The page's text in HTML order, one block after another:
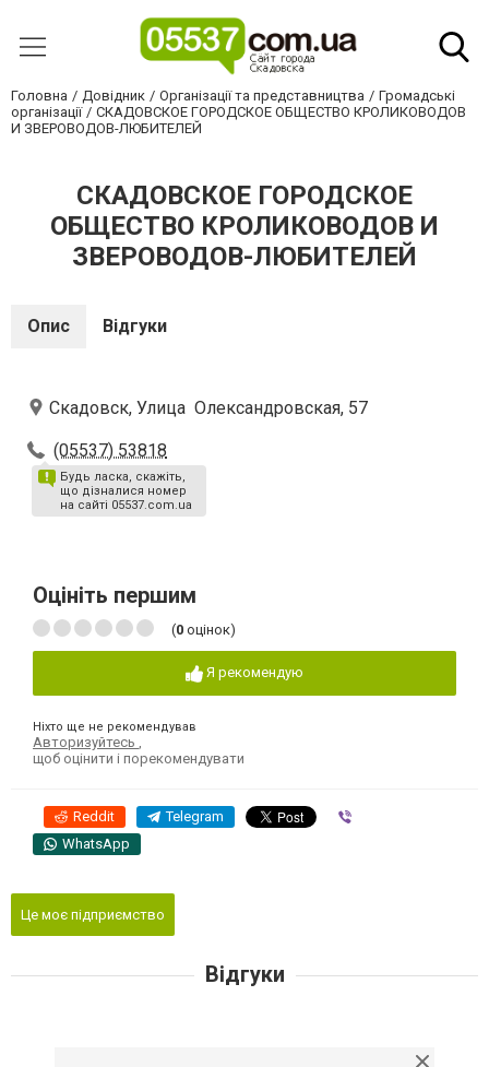
Головна Довідник Організації та представництва
Громадські
організації
СКАДОВСКОЕ ГОРОДСКОЕ ОБЩЕСТВО КРОЛИКОВОДОВ
И ЗВЕРОВОДОВ-ЛЮБИТЕЛЕЙ
СКАДОВСКОЕ ГОРОДСКОЕ
ОБЩЕСТВО КРОЛИКОВОДОВ И
ЗВЕРОВОДОВ-ЛЮБИТЕЛЕЙ
Опис Відгуки
Скадовск, Улица Олександровская, 57
(05537) 53818
Будь ласка, скажіть,
що дізналися номер
на сайті 05537.com.ua
Оцініть першим
(0 оцінок)
Я рекомендую
Ніхто ще не рекомендував
Авторизуйтесь
щоб оцінити і порекомендувати
Reddit Telegram
WhatsApp
Це моє підприємство
Відгуки